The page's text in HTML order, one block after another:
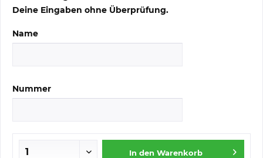
Deine Eingaben ohne Überprüfung.
Name
Nummer
In den Warenkorb